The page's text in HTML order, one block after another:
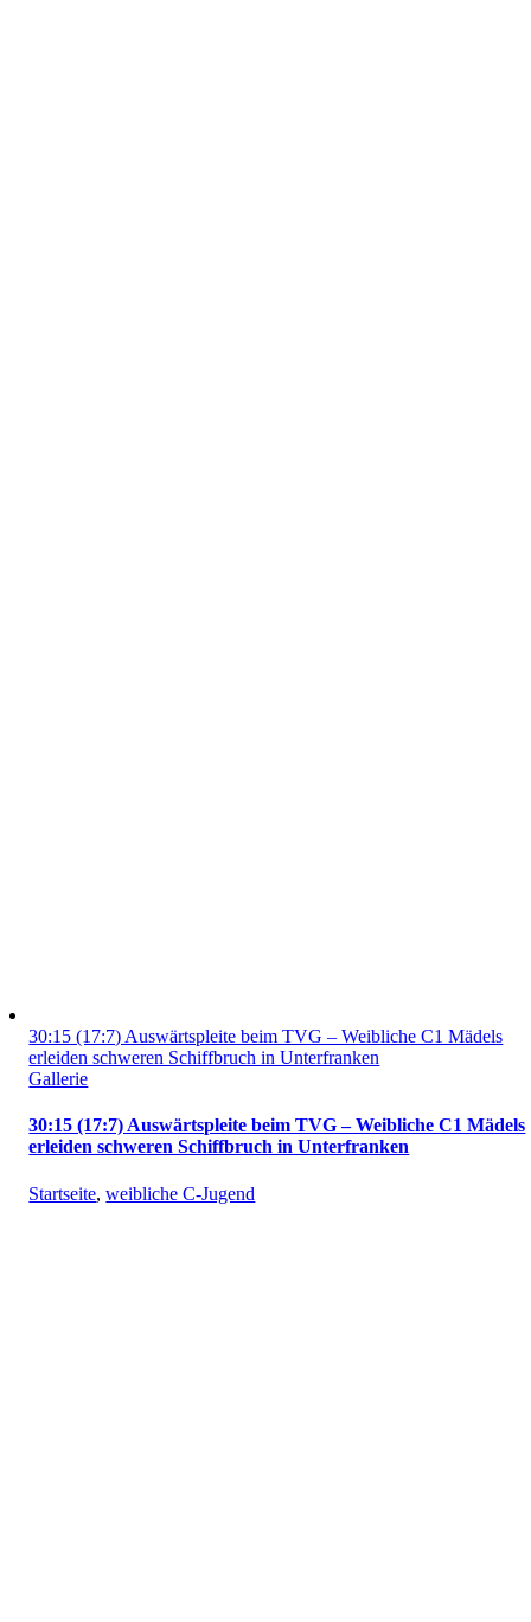
30:15 (17:7) Auswärtspleite beim TVG – Weibliche C1 Mädels
erleiden schweren Schiffbruch in Unterfranken
Gallerie
30:15 (17:7) Auswärtspleite beim TVG – Weibliche C1 Mädels
erleiden schweren Schiffbruch in Unterfranken
Startseite,weibliche C-Jugend